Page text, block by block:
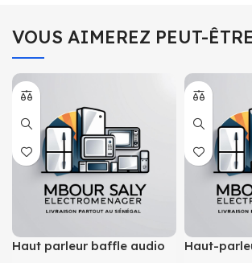
VOUS AIMEREZ PEUT-
Haut parleur baffle audio
Haut-